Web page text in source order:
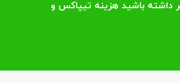
در نظر داشته باشید هزینه تیپاکس و